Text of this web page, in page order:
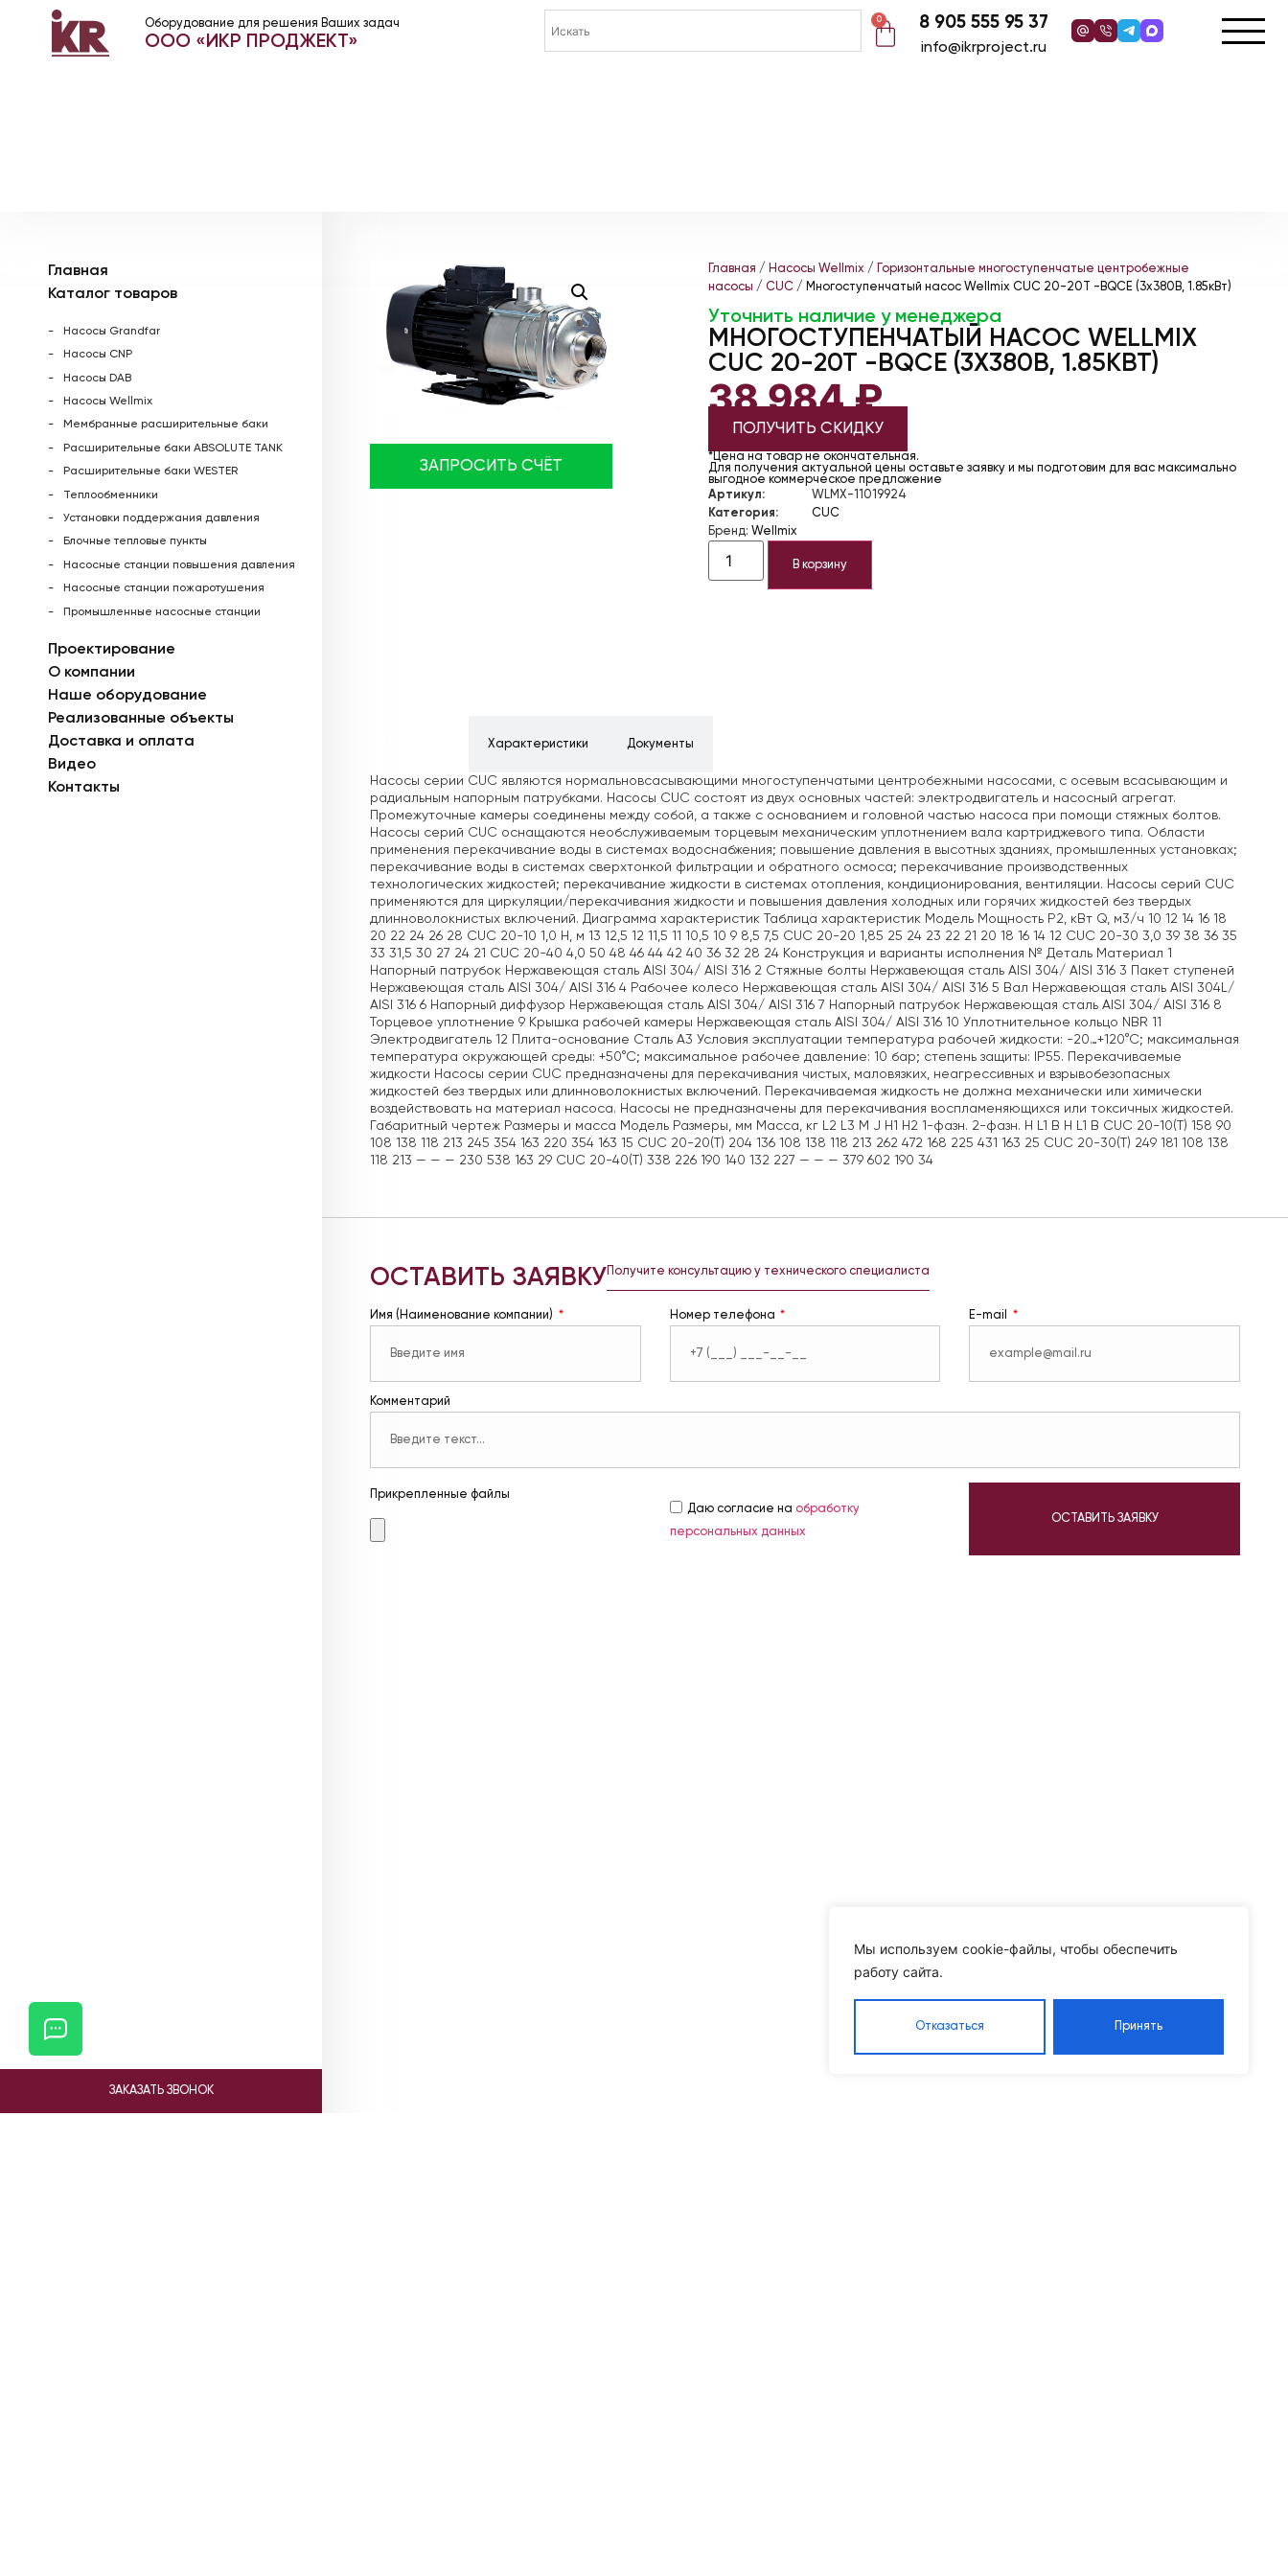
Мы используем cookie-файлы, чтобы обеспечить
работу сайта.
Отказаться Принять
Оборудование для решения Ваших задач
ООО «ИКР ПРОДЖЕКТ»
0 8 905 555 95 37
info@ikrproject.ru
Главная
Каталог товаров
Насосы Grandfar
Насосы CNP
Насосы DAB
Насосы Wellmix
Мембранные расширительные баки
Расширительные баки ABSOLUTE TANK
Расширительные баки WESTER
Теплообменники
Установки поддержания давления
Блочные тепловые пункты
Насосные станции повышения давления
Насосные станции пожаротушения
Промышленные насосные станции
Проектирование
О компании
Наше оборудование
Реализованные объекты
Доставка и оплата
Видео
Контакты
ЗАКАЗАТЬ ЗВОНОК
ЗАПРОСИТЬ СЧЁТ
Главная / Насосы Wellmix / Горизонтальные многоступенчатые центробежные
насосы / CUC / Многоступенчатый насос Wellmix CUC 20-20T -BQCE (3х380В, 1.85кВт)
Уточнить наличие у менеджера
МНОГОСТУПЕНЧАТЫЙ НАСОС WELLMIX
CUC 20-20T -BQCE (3Х380В, 1.85КВТ)
38 984₽
ПОЛУЧИТЬ СКИДКУ
*Цена на товар не окончательная.
Для получения актуальной цены оставьте заявку и мы подготовим для вас максимально
выгодное коммерческое предложение
Артикул:
WLMX-11019924
Категория:
CUC
Бренд: Wellmix
В корзину
Характеристики Документы
Насосы серии CUC являются нормальновсасывающими многоступенчатыми центробежными насосами, с осевым всасывающим и
радиальным напорным патрубками. Насосы CUC состоят из двух основных частей: электродвигатель и насосный агрегат.
Промежуточные камеры соединены между собой, а также с основанием и головной частью насоса при помощи стяжных болтов.
Насосы серий CUC оснащаются необслуживаемым торцевым механическим уплотнением вала картриджевого типа. Области
применения перекачивание воды в системах водоснабжения; повышение давления в высотных зданиях, промышленных установках;
перекачивание воды в системах сверхтонкой фильтрации и обратного осмоса; перекачивание производственных
технологических жидкостей; перекачивание жидкости в системах отопления, кондиционирования, вентиляции. Насосы серий CUC
применяются для циркуляции/перекачивания жидкости и повышения давления холодных или горячих жидкостей без твердых
длинноволокнистых включений. Диаграмма характеристик Таблица характеристик Модель Мощность Р2, кВт Q, м3/ч 10 12 14 16 18
20 22 24 26 28 CUC 20-10 1,0 Н, м 13 12,5 12 11,5 11 10,5 10 9 8,5 7,5 CUC 20-20 1,85 25 24 23 22 21 20 18 16 14 12 CUC 20-30 3,0 39 38 36 35
33 31,5 30 27 24 21 CUC 20-40 4,0 50 48 46 44 42 40 36 32 28 24 Конструкция и варианты исполнения № Деталь Материал 1
Напорный патрубок Нержавеющая сталь AISI 304/ AISI 316 2 Стяжные болты Нержавеющая сталь AISI 304/ AISI 316 3 Пакет ступеней
Нержавеющая сталь AISI 304/ AISI 316 4 Рабочее колесо Нержавеющая сталь AISI 304/ AISI 316 5 Вал Нержавеющая сталь AISI 304L/
AISI 316 6 Напорный диффузор Нержавеющая сталь AISI 304/ AISI 316 7 Напорный патрубок Нержавеющая сталь AISI 304/ AISI 316 8
Торцевое уплотнение 9 Крышка рабочей камеры Нержавеющая сталь AISI 304/ AISI 316 10 Уплотнительное кольцо NBR 11
Электродвигатель 12 Плита-основание Сталь A3 Условия эксплуатации температура рабочей жидкости: -20…+120°С; максимальная
температура окружающей среды: +50°С; максимальное рабочее давление: 10 бар; степень защиты: IP55. Перекачиваемые
жидкости Насосы серии CUC предназначены для перекачивания чистых, маловязких, неагрессивных и взрывобезопасных
жидкостей без твердых или длинноволокнистых включений. Перекачиваемая жидкость не должна механически или химически
воздействовать на материал насоса. Насосы не предназначены для перекачивания воспламеняющихся или токсичных жидкостей.
Габаритный чертеж Размеры и масса Модель Размеры, мм Масса, кг L2 L3 M J H1 H2 1-фазн. 2-фазн. H L1 B H L1 B CUC 20-10(T) 158 90
108 138 118 213 245 354 163 220 354 163 15 CUC 20-20(T) 204 136 108 138 118 213 262 472 168 225 431 163 25 CUC 20-30(T) 249 181 108 138
118 213 — — — 230 538 163 29 CUC 20-40(T) 338 226 190 140 132 227 — — — 379 602 190 34
ОСТАВИТЬ ЗАЯВКУПолучите консультацию у технического специалиста
Имя (Наименование компании) Номер телефона E-mail
Комментарий
Прикрепленные файлы
Даю согласие на обработку
персональных данных
ОСТАВИТЬ ЗАЯВКУ